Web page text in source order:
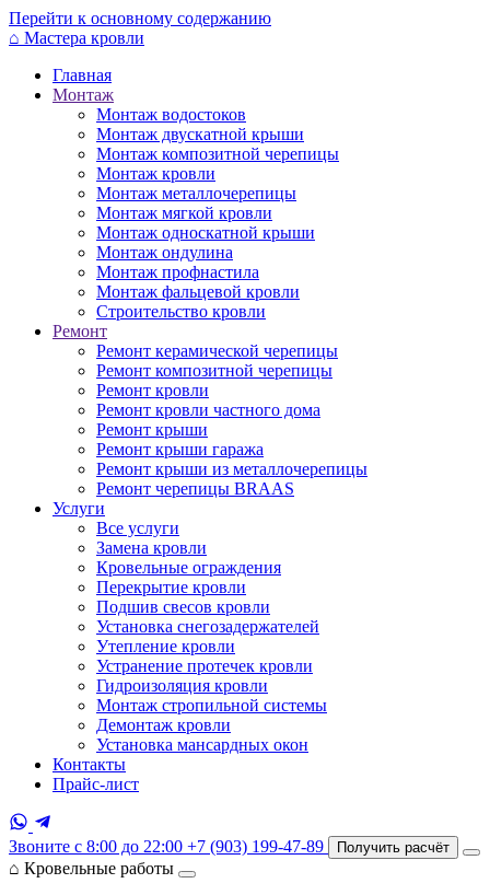
Перейти к основному содержанию
⌂ Мастера кровли
Главная
Монтаж
Монтаж водостоков
Монтаж двускатной крыши
Монтаж композитной черепицы
Монтаж кровли
Монтаж металлочерепицы
Монтаж мягкой кровли
Монтаж односкатной крыши
Монтаж ондулина
Монтаж профнастила
Монтаж фальцевой кровли
Строительство кровли
Ремонт
Ремонт керамической черепицы
Ремонт композитной черепицы
Ремонт кровли
Ремонт кровли частного дома
Ремонт крыши
Ремонт крыши гаража
Ремонт крыши из металлочерепицы
Ремонт черепицы BRAAS
Услуги
Все услуги
Замена кровли
Кровельные ограждения
Перекрытие кровли
Подшив свесов кровли
Установка снегозадержателей
Утепление кровли
Устранение протечек кровли
Гидроизоляция кровли
Монтаж стропильной системы
Демонтаж кровли
Установка мансардных окон
Контакты
Прайс-лист
Звоните с 8:00 до 22:00 +7 (903) 199-47-89 Получить расчёт
⌂ Кровельные работы